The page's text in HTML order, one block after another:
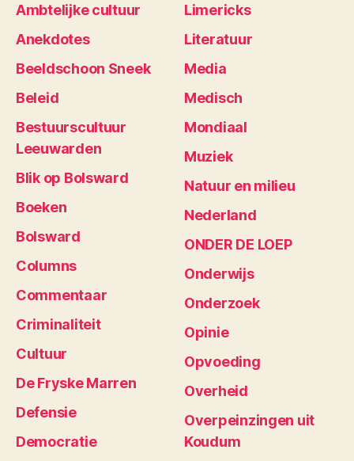
Ambtelijke cultuur
Anekdotes
Beeldschoon Sneek
Beleid
Bestuurscultuur
Leeuwarden
Blik op Bolsward
Boeken
Bolsward
Columns
Commentaar
Criminaliteit
Cultuur
De Fryske Marren
Defensie
Democratie
Limericks
Literatuur
Media
Medisch
Mondiaal
Muziek
Natuur en milieu
Nederland
ONDER DE LOEP
Onderwijs
Onderzoek
Opinie
Opvoeding
Overheid
Overpeinzingen uit
Koudum